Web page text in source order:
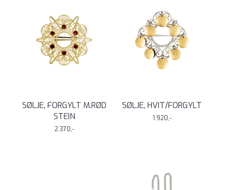
SØLJE, FORGYLT M.RØD
STEIN
2.370,-
SØLJE, HVIT/FORGYLT
1.920,-